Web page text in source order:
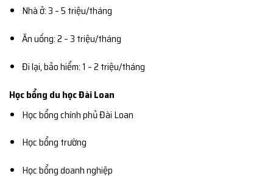
Nhà ở: 3 – 5 triệu/tháng
Ăn uống: 2 – 3 triệu/tháng
Đi lại, bảo hiểm: 1 – 2 triệu/tháng
Học bổng du học Đài Loan
Học bổng chính phủ Đài Loan
Học bổng trường
Học bổng doanh nghiệp